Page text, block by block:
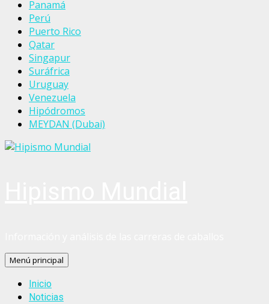
Panamá
Perú
Puerto Rico
Qatar
Singapur
Suráfrica
Uruguay
Venezuela
Hipódromos
MEYDAN (Dubai)
Menú principal
Inicio
Noticias